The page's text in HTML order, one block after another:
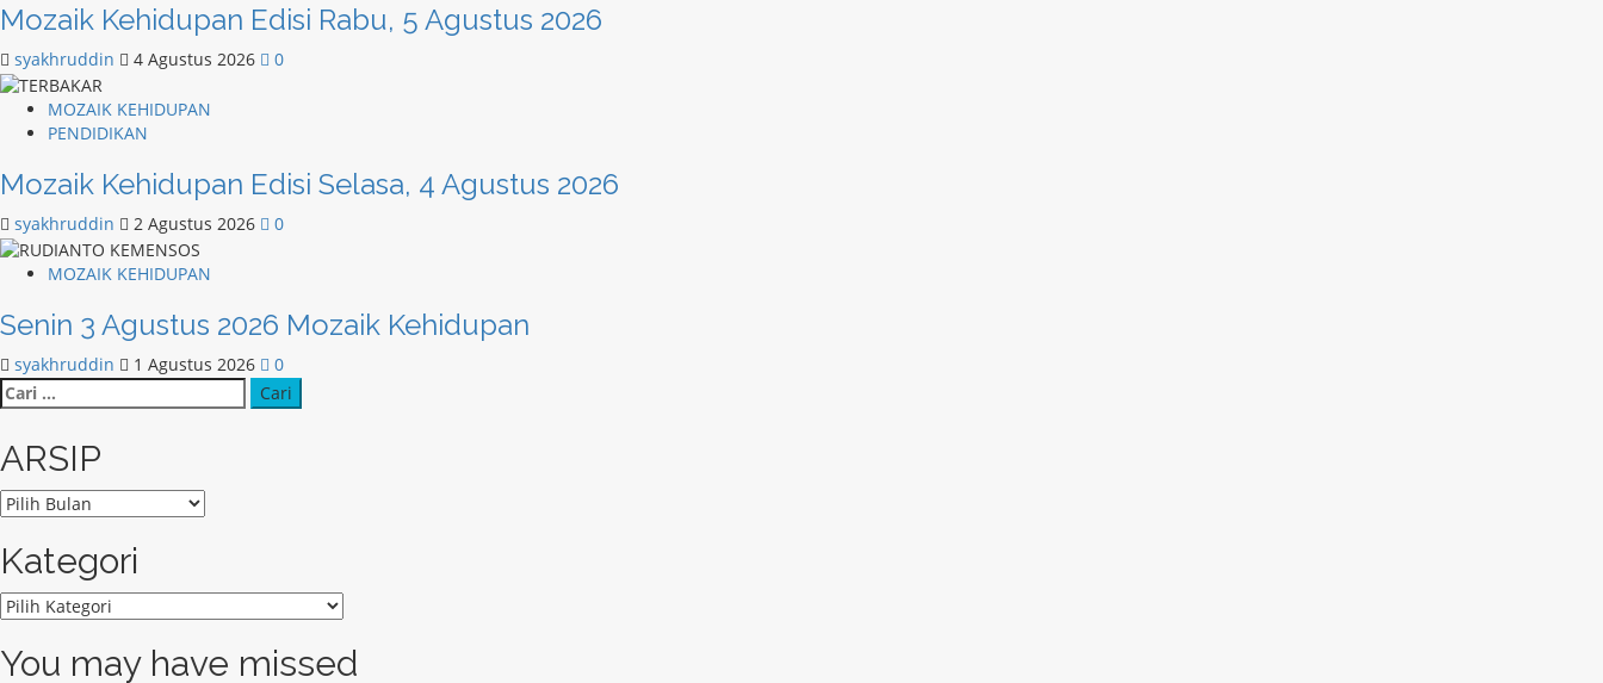
Mozaik Kehidupan Edisi Rabu, 5 Agustus 2026
syakhruddin 4 Agustus 2026 0
MOZAIK KEHIDUPAN
PENDIDIKAN
Mozaik Kehidupan Edisi Selasa, 4 Agustus 2026
syakhruddin 2 Agustus 2026 0
MOZAIK KEHIDUPAN
Senin 3 Agustus 2026 Mozaik Kehidupan
syakhruddin 1 Agustus 2026
0
Cari
untuk:
ARSIP
ARSIP
Kategori
Kategori
You may have missed